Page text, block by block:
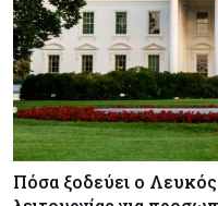
Πόσα ξοδεύει ο